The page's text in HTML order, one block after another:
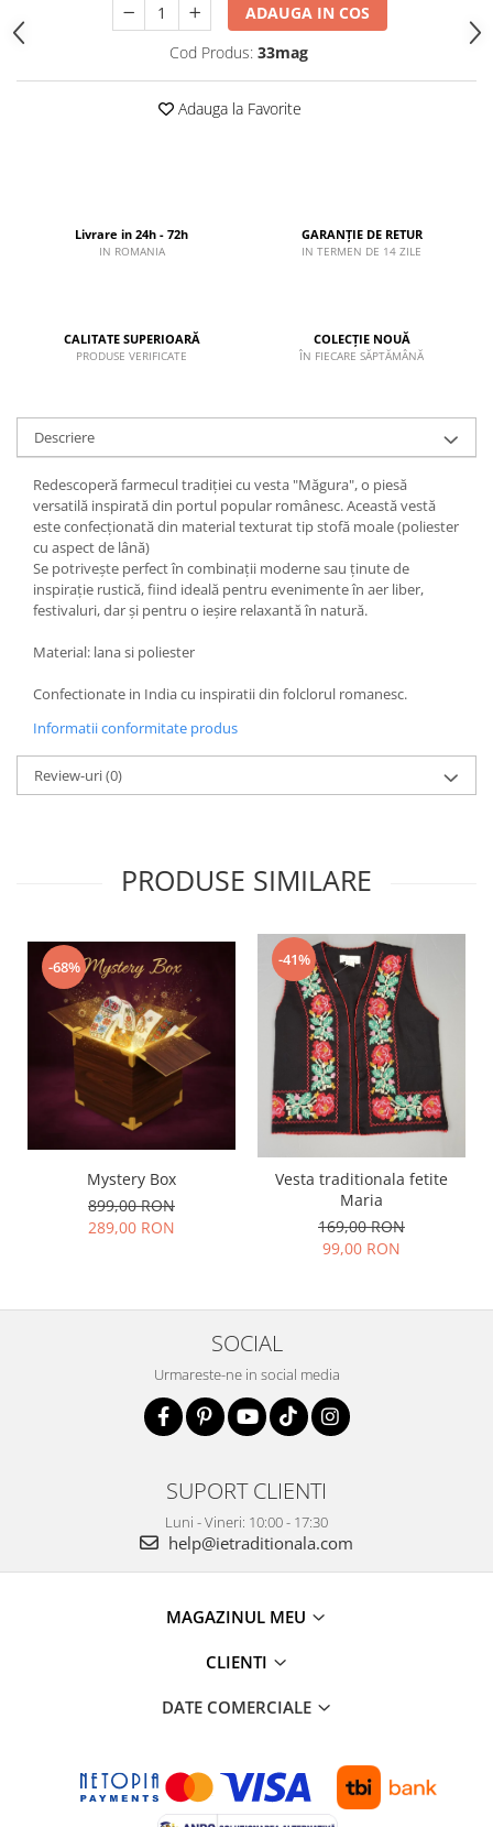
ADAUGA IN COS
Cod Produs: 33mag
Adauga la Favorite
Livrare in 24h - 72h
IN ROMANIA
GARANȚIE DE RETUR
IN TERMEN DE 14 ZILE
CALITATE SUPERIOARĂ
PRODUSE VERIFICATE
COLECȚIE NOUĂ
ÎN FIECARE SĂPTĂMÂNĂ
Descriere
Redescoperă farmecul tradiției cu vesta "Măgura", o piesă
versatilă inspirată din portul popular românesc. Această vestă
este confecționată din material texturat tip stofă moale (poliester
cu aspect de lână)
Se potrivește perfect în combinații moderne sau ținute de
inspirație rustică, fiind ideală pentru evenimente în aer liber,
festivaluri, dar și pentru o ieșire relaxantă în natură.
Material: lana si poliester
Confectionate in India cu inspiratii din folclorul romanesc.
Informatii conformitate produs
Review-uri(0)
PRODUSE SIMILARE
-68%
Mystery Box
899,00 RON
289,00 RON
-41%
Vesta traditionala fetite
Maria
169,00 RON
99,00 RON
SOCIAL
Urmareste-ne in social media
SUPORT CLIENTI
Luni - Vineri: 10:00 - 17:30
help@ietraditionala.com
MAGAZINUL MEU
CLIENTI
DATE COMERCIALE